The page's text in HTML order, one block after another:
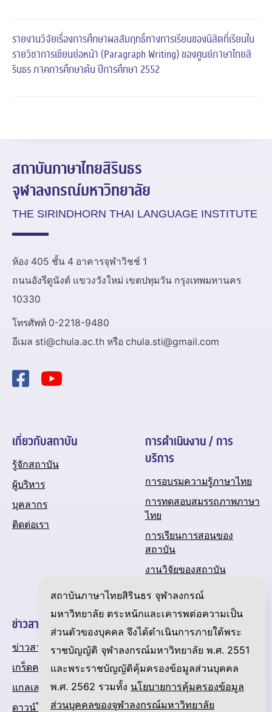
รายงานวิจัยเรื่องการศึกษาผลสัมฤทธิ์ทางการเรียนของนิสิตที่เรียนใน
รายวิชาการเขียนย่อหน้า (Paragraph Writing) ของศูนย์ภาษาไทยสิ
รินธร ภาคการศึกษาต้น ปีการศึกษา 2552
สถาบันภาษาไทยสิรินธร
จุฬาลงกรณ์มหาวิทยาลัย
THE SIRINDHORN THAI LANGUAGE INSTITUTE
ห้อง 405 ชั้น 4 อาคารจุฬาวิชช์ 1
ถนนอังรีดูนังต์ แขวงวังใหม่ เขตปทุมวัน กรุงเทพมหานคร
10330
โทรศัพท์ 0-2218-9480
อีเมล sti@chula.ac.th หรือ chula.sti@gmail.com
เกี่ยวกับสถาบัน
รู้จักสถาบัน
ผู้บริหาร
บุคลากร
ติดต่อเรา
การดำเนินงาน / การ
บริการ
การอบรมความรู้ภาษาไทย
การทดสอบสมรรถภาพภาษา
ไทย
การเรียนการสอนของ
สถาบัน
งานวิจัยของสถาบัน
ปฏิทินกิจกรรมของสถาบัน
ข่าวสารและความเคลื่อนไหว
ข่าวสาร
เกร็ดความรู้เกี่ยวกับภาษาไทย
แกลเลอรี
ดาวน์โหลด
สถาบันภาษาไทยสิรินธร จุฬาลงกรณ์
มหาวิทยาลัย ตระหนักและเคารพต่อความเป็น
ส่วนตัวของบุคคล จึงได้ดำเนินการภายใต้พระ
ราชบัญญัติ จุฬาลงกรณ์มหาวิทยาลัย พ.ศ. 2551
และพระราชบัญญัติคุ้มครองข้อมูลส่วนบุคคล
พ.ศ. 2562 รวมทั้ง นโยบายการคุ้มครองข้อมูล
ส่วนบุคคลของจุฬาลงกรณ์มหาวิทยาลัย